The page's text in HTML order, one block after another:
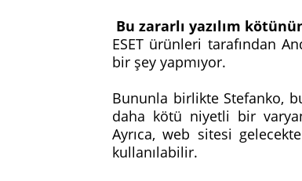
Bu zararlı yazılım
ESET ürünleri tarafından
bir şey yapmıyor.
Bununla birlikte Stefanko,
daha kötü niyetli bir
Ayrıca, web sitesi
kullanılabilir.